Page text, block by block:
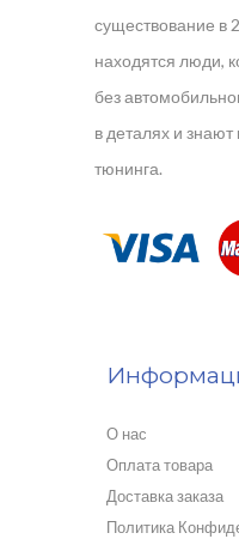
существование в
находятся люди,
без
в деталях и
тюнинга.
О нас
Оплата товара
Доставка заказа
Политика